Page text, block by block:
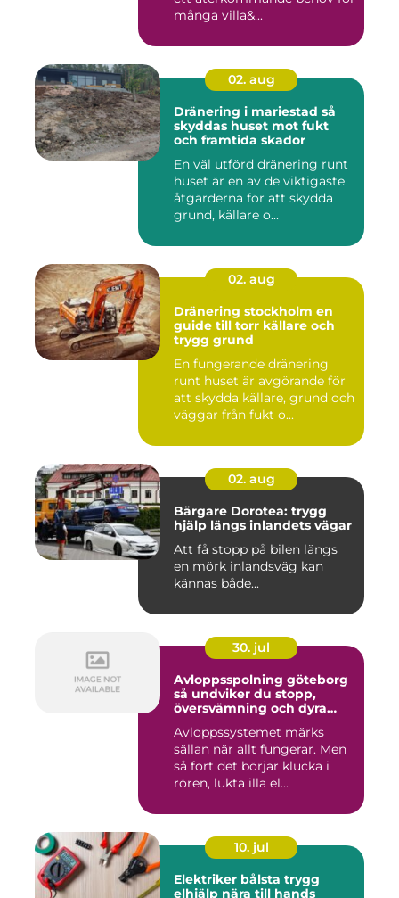
många villa&...
02. aug
Dränering i mariestad så
skyddas huset mot fukt
och framtida skador
En väl utförd dränering runt
huset är en av de viktigaste
åtgärderna för att skydda
grund, källare o...
02. aug
Dränering stockholm en
guide till torr källare och
trygg grund
En fungerande dränering
runt huset är avgörande för
att skydda källare, grund och
väggar från fukt o...
02. aug
Bärgare Dorotea: trygg
hjälp längs inlandets vägar
Att få stopp på bilen längs
en mörk inlandsväg kan
kännas både...
30. jul
Avloppsspolning göteborg
så undviker du stopp,
översvämning och dyra
Avloppssystemet märks
sällan när allt fungerar. Men
så fort det börjar klucka i
rören, lukta illa el...
10. jul
Elektriker bålsta trygg
elhjälp nära till hands